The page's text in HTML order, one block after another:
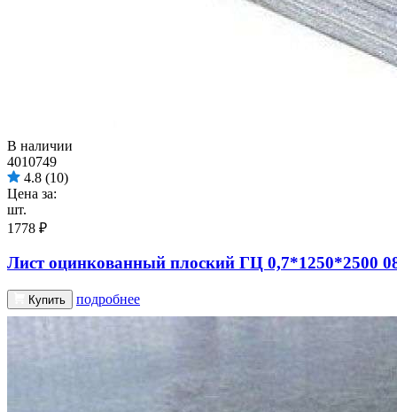
В наличии
Лист оцинкованный плоский ГЦ 0,7*1250*2500
4010749
4.8 (10)
Цена за:
шт.
1778 ₽
Купить подробнее